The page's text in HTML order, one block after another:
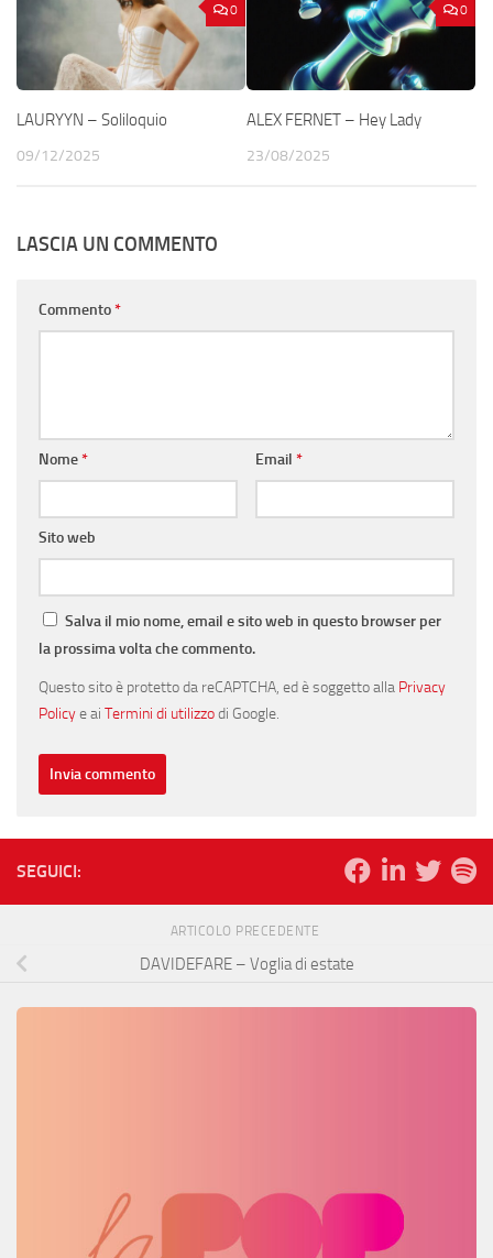
0
LAURYYN – Soliloquio
09/12/2025
0
ALEX FERNET – Hey Lady
23/08/2025
LASCIA UN COMMENTO
Commento*
Nome* Email *
Sito web
Salva il mio nome, email e sito web in questo browser per
la prossima volta che commento.
Questo sito è protetto da reCAPTCHA, ed è soggetto alla Privacy
Policye ai Termini di utilizzodi Google.
SEGUICI:
ARTICOLO PRECEDENTE
DAVIDEFARE – Voglia di estate